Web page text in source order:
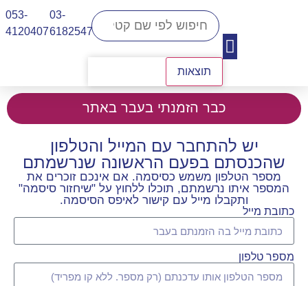
תוצאות
03-
6182547
053-
4120407​
כבר הזמנתי בעבר באתר
יש להתחבר עם המייל והטלפון
שהכנסתם בפעם הראשונה שנרשמתם
מספר הטלפון משמש כסיסמה. אם אינכם זוכרים את
המספר איתו נרשמתם, תוכלו ללחוץ על "שיחזור סיסמה"
ותקבלו מייל עם קישור לאיפס הסיסמה.
כתובת מייל
מספר טלפון